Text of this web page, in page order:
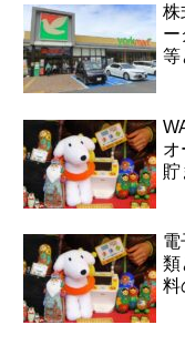
株
ー
等
オ
貯
電
類
料